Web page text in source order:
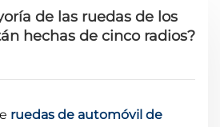
de las ruedas de los
hechas de cinco radios?
ruedas de automóvil de